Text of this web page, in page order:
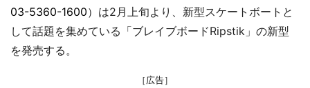
03-5360-1600）は2月上旬より、新型スケートボートと
して話題を集めている「ブレイブボードRipstik」の新型
を発売する。
［広告］